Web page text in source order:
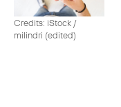
Credits: iStock /
milindri (edited)